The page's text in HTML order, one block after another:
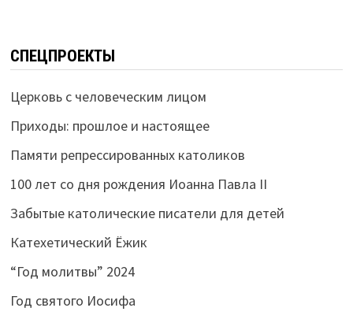
СПЕЦПРОЕКТЫ
Церковь с человеческим лицом
Приходы: прошлое и настоящее
Памяти репрессированных католиков
100 лет со дня рождения Иоанна Павла II
Забытые католические писатели для детей
Катехетический Ёжик
“Год молитвы” 2024
Год святого Иосифа